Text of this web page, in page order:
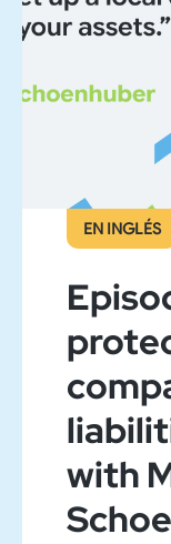
EN INGLÉS
with